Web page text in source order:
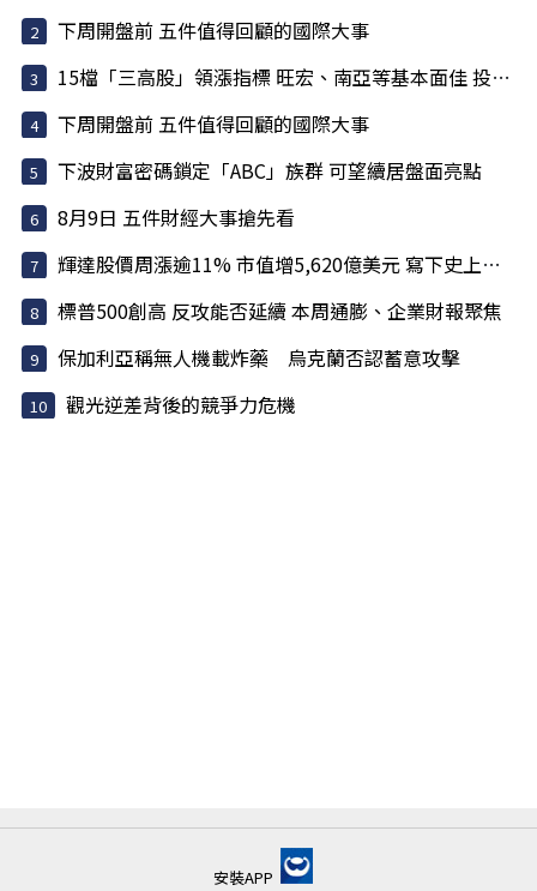
下周開盤前 五件值得回顧的國際大事
15檔「三高股」領漲指標 旺宏、南亞等基本面佳 投信大買
下周開盤前 五件值得回顧的國際大事
下波財富密碼鎖定「ABC」族群 可望續居盤面亮點
8月9日 五件財經大事搶先看
輝達股價周漲逾11% 市值增5,620億美元 寫下史上最大單周...
標普500創高 反攻能否延續 本周通膨、企業財報聚焦
保加利亞稱無人機載炸藥 烏克蘭否認蓄意攻擊
觀光逆差背後的競爭力危機
安裝APP